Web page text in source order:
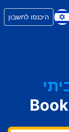
היכנסו לחשבון